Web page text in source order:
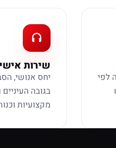
לפי
שירות
יחס אנושי,
בגובה
מקצועיות